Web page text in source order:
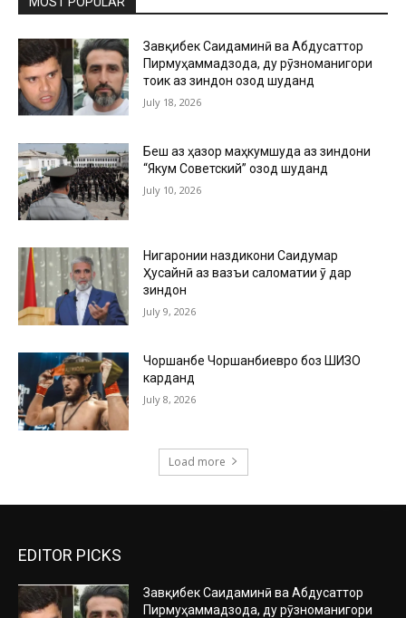
Завқибек Саидаминӣ ва Абдусаттор
Пирмуҳаммадзода, ду рӯзноманигори
тоҷик аз зиндон озод шуданд
July 18, 2026
Беш аз ҳазор маҳкумшуда аз зиндони
“Якум Советский” озод шуданд
July 10, 2026
Нигаронии наздикони Саидумар
Ҳусайнӣ аз вазъи саломатии ӯ дар
зиндон
July 9, 2026
Чоршанбе Чоршанбиевро боз ШИЗО
карданд
July 8, 2026
Load more
EDITOR PICKS
Завқибек Саидаминӣ ва Абдусаттор
Пирмуҳаммадзода, ду рӯзноманигори